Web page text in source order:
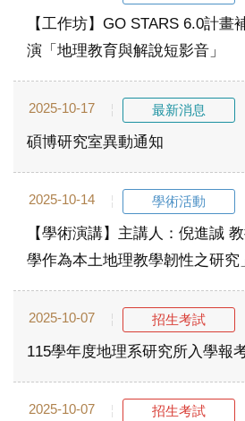
【工作坊】GO STARS 6.0計畫
演「地理教育與解說短影音」
2025-10-17 最新消息
碩博研究室異動通知
2025-10-14 學術活動
【學術演講】主講人：倪進誠
學作為本土地理教學韌性之研究
2025-10-07 招生考試
115學年度地理系研究所入學報
2025-10-07 招生考試